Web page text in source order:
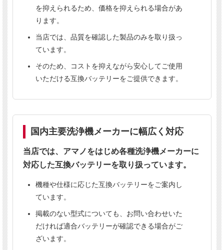
安心の6ヶ月保証
業務用清掃機向けの実績ある製品
ご購入前にご確認ください
本製品は1台につき2個使用します。
申し訳ございませんが、本商品は代引き決済をご
複数のサイトで販売しているため、まれに在庫切
れとなる場合がございます。その際は当店よりご
連絡いたします。
事前の在庫確認はメールにてお問い合わせくださ
【重要】
バッテリーのご注文は、
を抑えられるため、価格を抑えられる場合があ
ります。
当店では、品質を確認した製品のみを取り扱っ
ています。
そのため、コストを抑えながら安心してご使用
いただける互換バッテリーをご提供できます。
国内主要洗浄機メーカーに幅広く対応
当店では、アマノをはじめ各種洗浄機メーカーに
対応した互換バッテリーを取り扱っています。
機種や仕様に応じた互換バッテリーをご案内し
ています。
掲載のない型式についても、お問い合わせいた
だければ適合バッテリーが確認できる場合がご
ざいます。